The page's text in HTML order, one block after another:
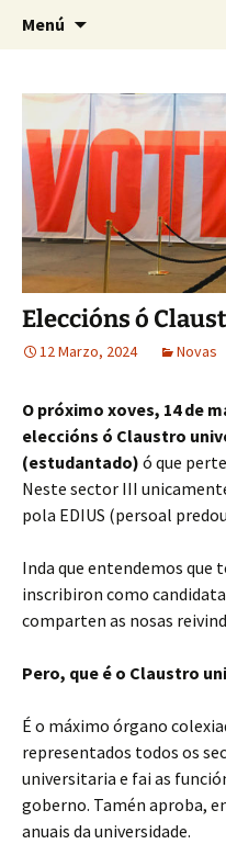
Asemblea
de
Menú
Eleccións ó
12 Marzo, 2024 Novas
O próximo xoves, 14 de
eleccións ó Claustro
(estudantado) ó que
Neste sector III
pola EDIUS (persoal
Inda que entendemos que
inscribiron como
comparten as nosas
Pero, que é o Claustro
É o máximo órgano
representados todos os
universitaria e fai as
goberno. Tamén aproba,
anuais da universidade.